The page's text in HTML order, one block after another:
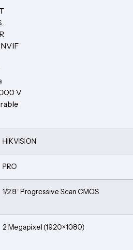
V
HIKVISION
PRO
1/2.8“ Progressive Scan CMOS
2 Megapixel (1920×1080)